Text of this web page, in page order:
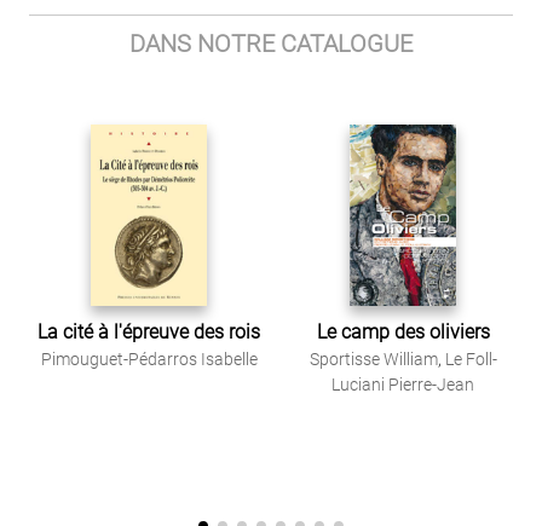
DANS NOTRE CATALOGUE
La cité à l'épreuve des rois
Pimouguet-Pédarros Isabelle
Le camp des oliviers
Sportisse William, Le Foll-
Luciani Pierre-Jean